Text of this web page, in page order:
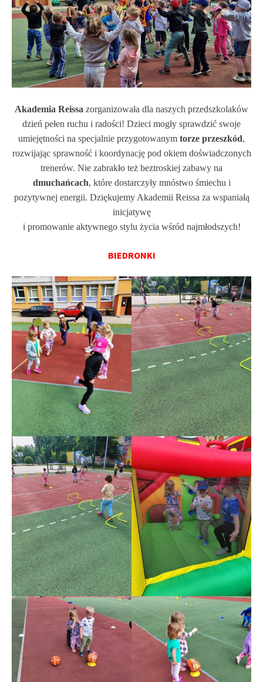
Akademia Reissa zorganizowała dla naszych przedszkolaków
dzień pełen ruchu i radości! Dzieci mogły sprawdzić swoje
umiejętności na specjalnie przygotowanym torze przeszkód,
rozwijając sprawność i koordynację pod okiem doświadczonych
trenerów. Nie zabrakło też beztroskiej zabawy na
dmuchańcach, które dostarczyły mnóstwo śmiechu i
pozytywnej energii. Dziękujemy Akademii Reissa za wspaniałą
inicjatywę
i promowanie aktywnego stylu życia wśród najmłodszych!
BIEDRONKI